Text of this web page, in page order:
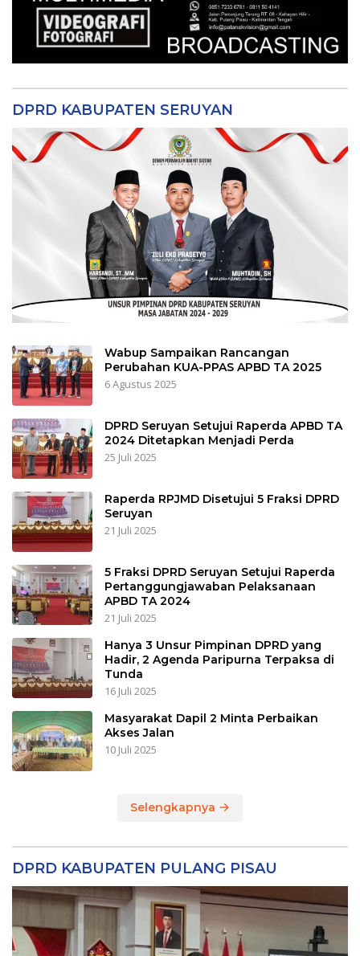
DPRD KABUPATEN SERUYAN
Wabup Sampaikan Rancangan
Perubahan KUA-PPAS APBD TA 2025
6 Agustus 2025
DPRD Seruyan Setujui Raperda APBD TA
2024 Ditetapkan Menjadi Perda
25 Juli 2025
Raperda RPJMD Disetujui 5 Fraksi DPRD
Seruyan
21 Juli 2025
5 Fraksi DPRD Seruyan Setujui Raperda
Pertanggungjawaban Pelaksanaan
APBD TA 2024
21 Juli 2025
Hanya 3 Unsur Pimpinan DPRD yang
Hadir, 2 Agenda Paripurna Terpaksa di
Tunda
16 Juli 2025
Masyarakat Dapil 2 Minta Perbaikan
Akses Jalan
10 Juli 2025
Selengkapnya
DPRD KABUPATEN PULANG PISAU